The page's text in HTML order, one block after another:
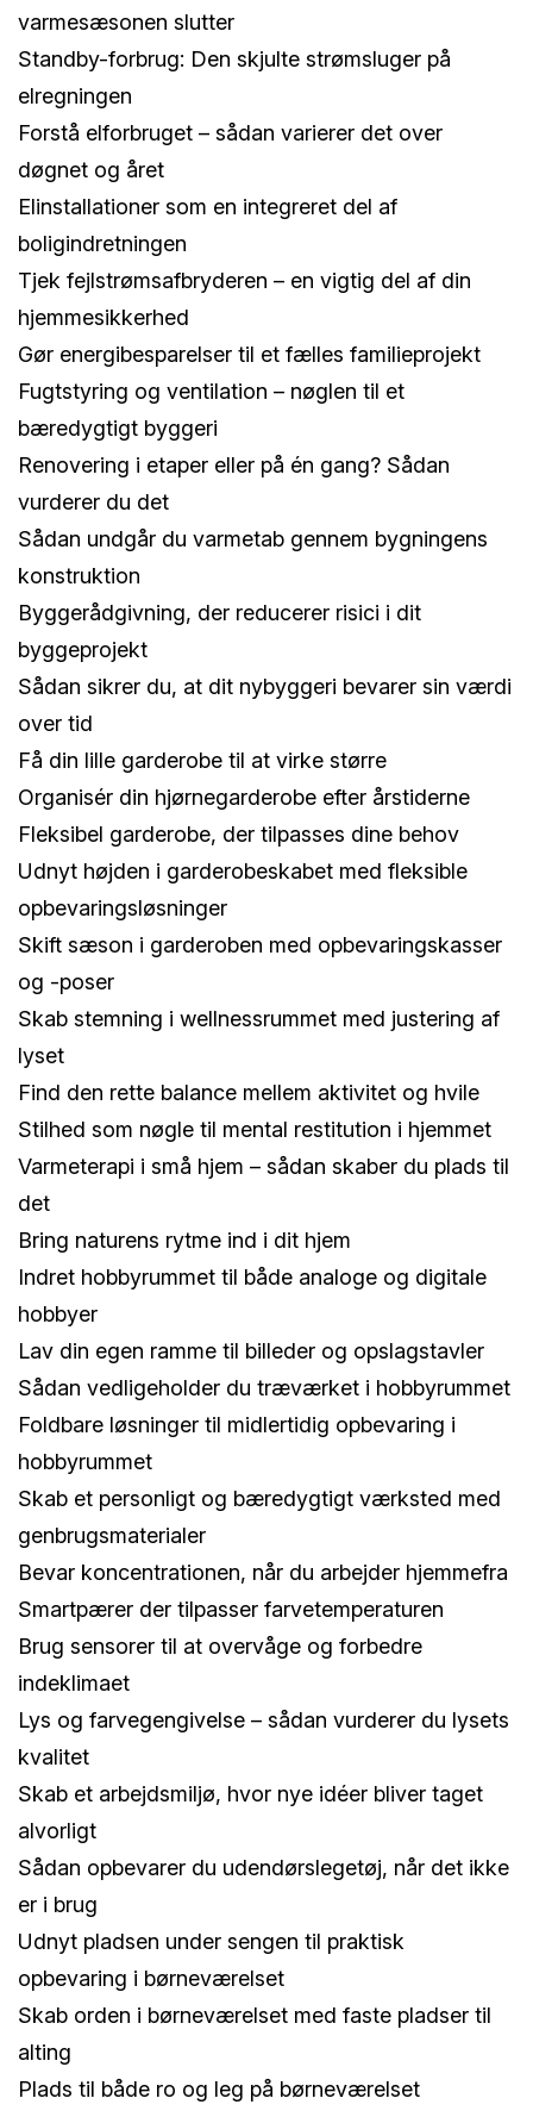
varmesæsonen slutter
Standby-forbrug: Den skjulte strømsluger på
elregningen
Forstå elforbruget – sådan varierer det over
døgnet og året
Elinstallationer som en integreret del af
boligindretningen
Tjek fejlstrømsafbryderen – en vigtig del af din
hjemmesikkerhed
Gør energibesparelser til et fælles familieprojekt
Fugtstyring og ventilation – nøglen til et
bæredygtigt byggeri
Renovering i etaper eller på én gang? Sådan
vurderer du det
Sådan undgår du varmetab gennem bygningens
konstruktion
Byggerådgivning, der reducerer risici i dit
byggeprojekt
Sådan sikrer du, at dit nybyggeri bevarer sin værdi
over tid
Få din lille garderobe til at virke større
Organisér din hjørnegarderobe efter årstiderne
Fleksibel garderobe, der tilpasses dine behov
Udnyt højden i garderobeskabet med fleksible
opbevaringsløsninger
Skift sæson i garderoben med opbevaringskasser
og -poser
Skab stemning i wellnessrummet med justering af
lyset
Find den rette balance mellem aktivitet og hvile
Stilhed som nøgle til mental restitution i hjemmet
Varmeterapi i små hjem – sådan skaber du plads til
det
Bring naturens rytme ind i dit hjem
Indret hobbyrummet til både analoge og digitale
hobbyer
Lav din egen ramme til billeder og opslagstavler
Sådan vedligeholder du træværket i hobbyrummet
Foldbare løsninger til midlertidig opbevaring i
hobbyrummet
Skab et personligt og bæredygtigt værksted med
genbrugsmaterialer
Bevar koncentrationen, når du arbejder hjemmefra
Smartpærer der tilpasser farvetemperaturen
Brug sensorer til at overvåge og forbedre
indeklimaet
Lys og farvegengivelse – sådan vurderer du lysets
kvalitet
Skab et arbejdsmiljø, hvor nye idéer bliver taget
alvorligt
Sådan opbevarer du udendørslegetøj, når det ikke
er i brug
Udnyt pladsen under sengen til praktisk
opbevaring i børneværelset
Skab orden i børneværelset med faste pladser til
alting
Plads til både ro og leg på børneværelset